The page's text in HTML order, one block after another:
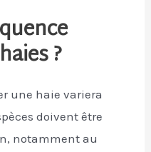
?
une haie variera
doivent être
notamment au